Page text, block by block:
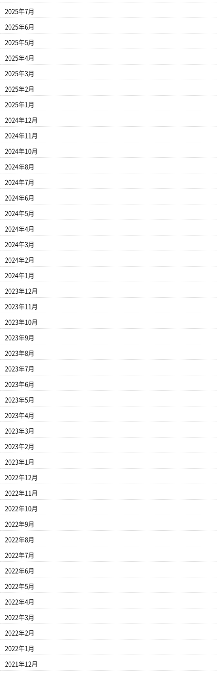
2025年7月
2025年6月
2025年5月
2025年4月
2025年3月
2025年2月
2025年1月
2024年12月
2024年11月
2024年10月
2024年8月
2024年7月
2024年6月
2024年5月
2024年4月
2024年3月
2024年2月
2024年1月
2023年12月
2023年11月
2023年10月
2023年9月
2023年8月
2023年7月
2023年6月
2023年5月
2023年4月
2023年3月
2023年2月
2023年1月
2022年12月
2022年11月
2022年10月
2022年9月
2022年8月
2022年7月
2022年6月
2022年5月
2022年4月
2022年3月
2022年2月
2022年1月
2021年12月